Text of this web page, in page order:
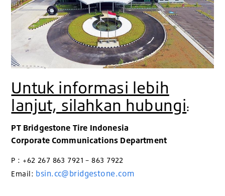
Untuk informasi lebih
lanjut, silahkan hubungi:
PT Bridgestone Tire Indonesia
Corporate Communications Department
P : +62 267 863 7921 – 863 7922
Email: bsin.cc@bridgestone.com